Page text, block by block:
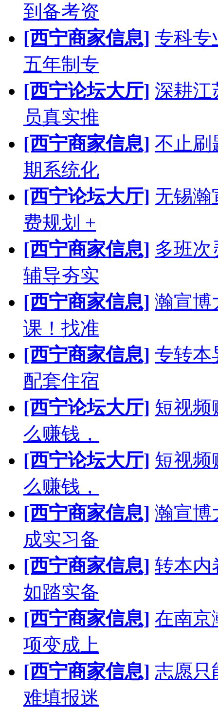
到备考资
[西宁商家信息] 专科专
五年制专
[西宁论坛大厅] 深耕江
员真实推
[西宁商家信息] 不止刷
期系统化
[西宁论坛大厅] 无锡瀚
费规划 +
[西宁商家信息] 多班次
辅导夯实
[西宁商家信息] 瀚宣博
课！找准
[西宁商家信息] 专转本
配套住宿
[西宁论坛大厅] 短视频
么赚钱，
[西宁论坛大厅] 短视频
么赚钱，
[西宁商家信息] 瀚宣博
成实习备
[西宁商家信息] 转本内
如踏实备
[西宁商家信息] 在南京
项变成上
[西宁商家信息] 志愿只
难填报迷